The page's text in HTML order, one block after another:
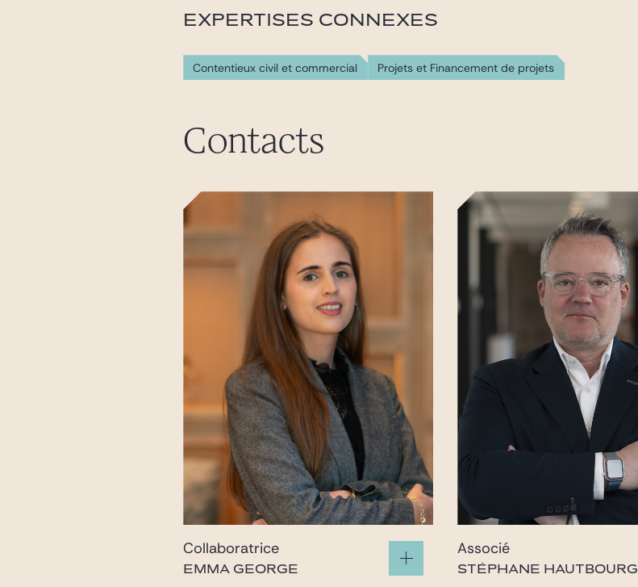
EXPERTISES CONNEXES
Contentieux civil et commercial Projets et Financement de projets
Contacts
Collaboratrice
EMMA GEORGE
Associé
STÉPHANE HAUTBOURG